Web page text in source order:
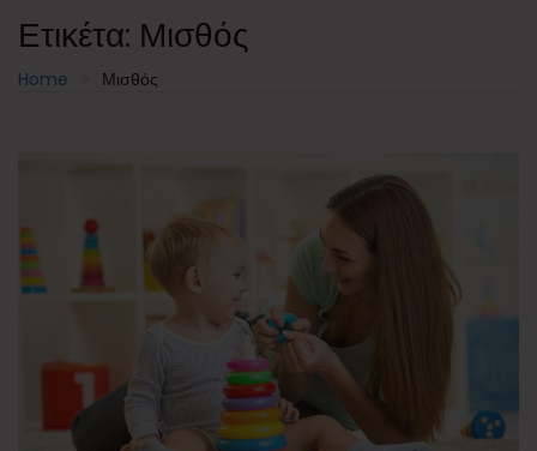
Ετικέτα: Μισθός
Home Μισθός